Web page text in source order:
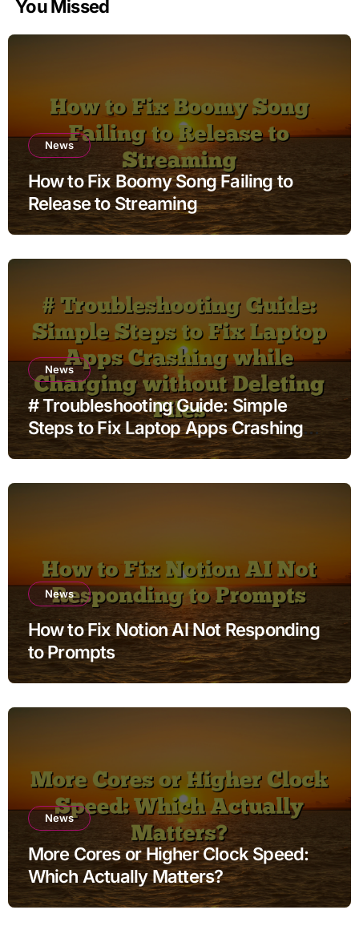
You Missed
News
How to Fix Boomy Song Failing to
Release to Streaming
News
# Troubleshooting Guide: Simple
Steps to Fix Laptop Apps Crashing
while Charging without Deleting Files
News
How to Fix Notion AI Not Responding
to Prompts
News
More Cores or Higher Clock Speed:
Which Actually Matters?